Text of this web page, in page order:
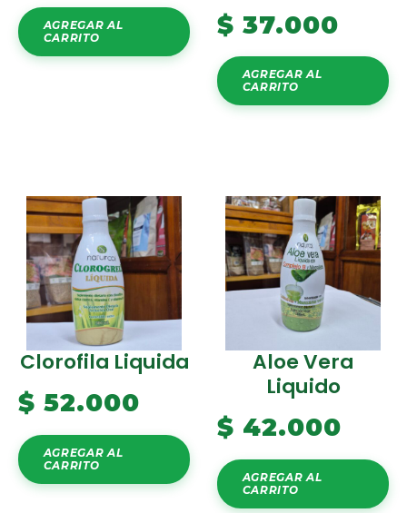
AGREGAR AL
CARRITO
$ 37.000
AGREGAR AL
CARRITO
Clorofila Liquida
$ 52.000
AGREGAR AL
CARRITO
Aloe Vera
Liquido
$ 42.000
AGREGAR AL
CARRITO